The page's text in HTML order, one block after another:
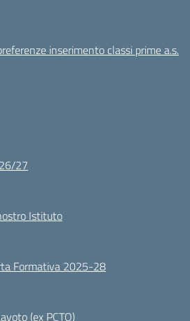
inserimento classi prime a.s.
27
Istituto
Formativa 2025-28
(ex PCTO)